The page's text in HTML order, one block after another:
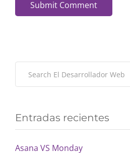
Entradas recientes
Asana VS Monday